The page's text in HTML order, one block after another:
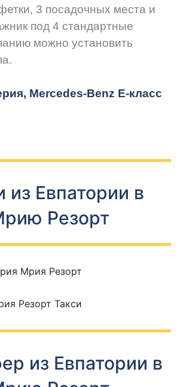
3 посадочных места и
под 4 стандартные
можно установить
Mercedes-Benz E-класс
из Евпатории в
Резорт
из Евпатории в